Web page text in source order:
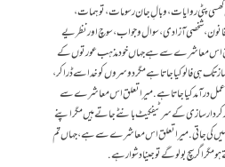
پٹی روایات، وبالِ جان رسومات، توہمات،
قانون، شخصی آزادی، سوال و جواب، سوچ اور نظریے
تعلق اس معاشرے سے ہے جہاں خود مذہب عورتوں کے
تک ہی فالو کیا جاتا ہے مگر دوسروں کو خدا سے ڈرا کر،
عمل درآمد کیا جاتا ہے. میرا تعلق اس معاشرے سے
سازی کے سرٹیفکیٹ بانٹے جاتے ہیں مگر اپنے
نہیں کی جاتی.میرا تعلق اس معاشرے سے ہے، جہاں تم
اگر سچ بولو گے تو جینا دشوار ہے .